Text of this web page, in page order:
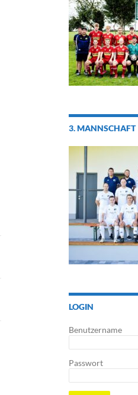
3. MANNSCHAFT
LOGIN
Benutzername
Passwort